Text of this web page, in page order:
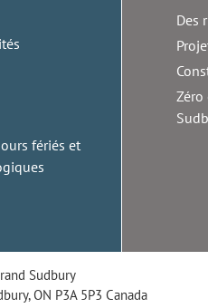
fériés et
Des
Zéro
Sudbury
ON P3A 5P3 Canada